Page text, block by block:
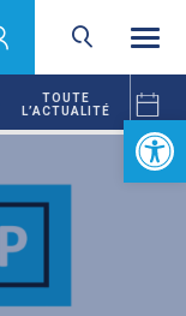
Ouvrir
TOUTE
L’ACTUALITÉ